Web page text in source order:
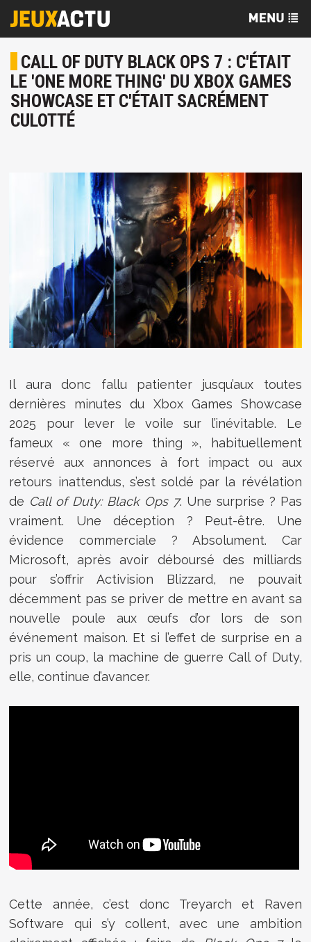
CALL OF DUTY BLACK OPS 7 : C'ÉTAIT
LE 'ONE MORE THING' DU XBOX GAMES
SHOWCASE ET C'ÉTAIT SACRÉMENT
CULOTTÉ
Il aura donc fallu patienter jusqu’aux toutes
dernières minutes du Xbox Games Showcase
2025 pour lever le voile sur l’inévitable. Le
fameux « one more thing », habituellement
réservé aux annonces à fort impact ou aux
retours inattendus, s’est soldé par la révélation
de Call of Duty: Black Ops 7. Une surprise ? Pas
vraiment. Une déception ? Peut-être. Une
évidence commerciale ? Absolument. Car
Microsoft, après avoir déboursé des milliards
pour s’offrir Activision Blizzard, ne pouvait
décemment pas se priver de mettre en avant sa
nouvelle poule aux œufs d’or lors de son
événement maison. Et si l’effet de surprise en a
pris un coup, la machine de guerre Call of Duty,
elle, continue d’avancer.
Cette année, c’est donc Treyarch et Raven
Software qui s’y collent, avec une ambition